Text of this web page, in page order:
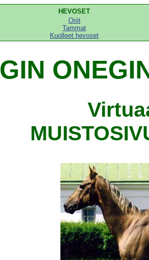
HEVOSET
Oriit
Tammat
Kuolleet hevoset
GIN